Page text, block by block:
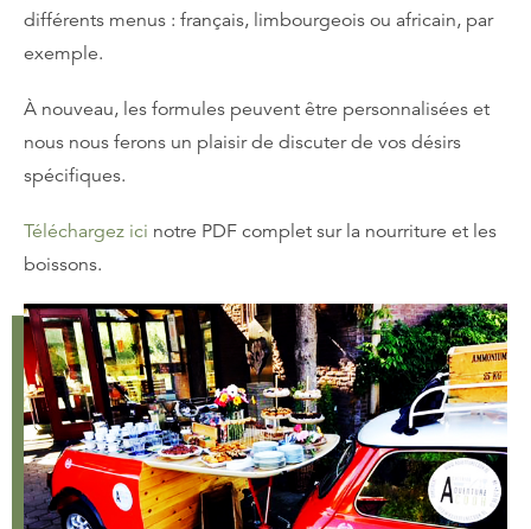
différents menus : français, limbourgeois ou africain, par
exemple.
À nouveau, les formules peuvent être personnalisées et
nous nous ferons un plaisir de discuter de vos désirs
spécifiques.
Téléchargez ici notre PDF complet sur la nourriture et les
boissons.